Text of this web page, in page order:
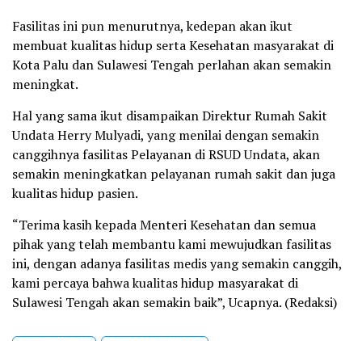
Fasilitas ini pun menurutnya, kedepan akan ikut
membuat kualitas hidup serta Kesehatan masyarakat di
Kota Palu dan Sulawesi Tengah perlahan akan semakin
meningkat.
Hal yang sama ikut disampaikan Direktur Rumah Sakit
Undata Herry Mulyadi, yang menilai dengan semakin
canggihnya fasilitas Pelayanan di RSUD Undata, akan
semakin meningkatkan pelayanan rumah sakit dan juga
kualitas hidup pasien.
“Terima kasih kepada Menteri Kesehatan dan semua
pihak yang telah membantu kami mewujudkan fasilitas
ini, dengan adanya fasilitas medis yang semakin canggih,
kami percaya bahwa kualitas hidup masyarakat di
Sulawesi Tengah akan semakin baik”, Ucapnya. (Redaksi)